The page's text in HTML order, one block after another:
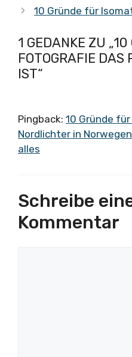
10 Gründe für
1 GEDANKE ZU
FOTOGRAFIE DAS
IST“
Pingback: 10 Gründe
Nordlichter in
alles
Schreibe
Kommentar